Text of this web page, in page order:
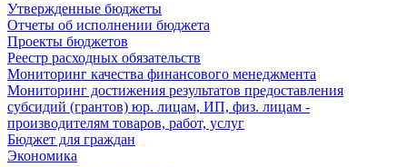
Утвержденные бюджеты
Отчеты об исполнении бюджета
Проекты бюджетов
Реестр расходных обязательств
Мониторинг качества финансового менеджмента
Мониторинг достижения результатов предоставления
субсидий (грантов) юр. лицам, ИП, физ. лицам -
производителям товаров, работ, услуг
Бюджет для граждан
Экономика